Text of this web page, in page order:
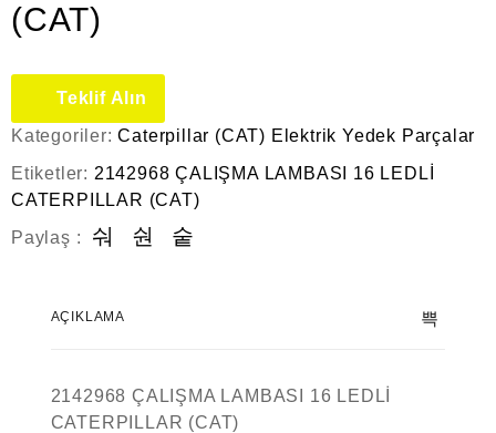
(CAT)
Teklif Alın
Kategoriler:Caterpillar (CAT) Elektrik Yedek Parçalar
Etiketler: 2142968 ÇALIŞMA LAMBASI 16 LEDLİ
CATERPILLAR (CAT)
Paylaş :
AÇIKLAMA
2142968 ÇALIŞMA LAMBASI 16 LEDLİ
CATERPILLAR (CAT)